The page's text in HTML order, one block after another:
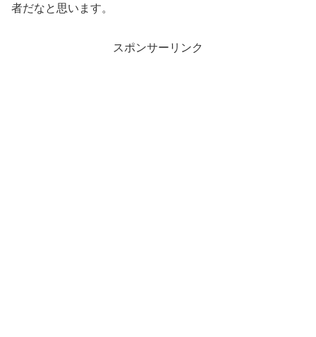
者だなと思います。
スポンサーリンク